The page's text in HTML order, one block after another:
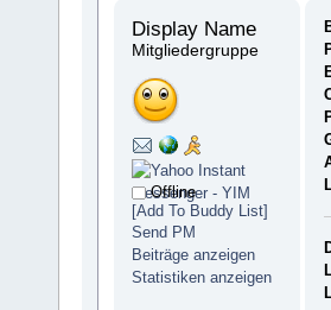
Display Name
Mitgliedergruppe
Offline
[Add To Buddy List]
Send PM
Beiträge anzeigen
Statistiken anzeigen